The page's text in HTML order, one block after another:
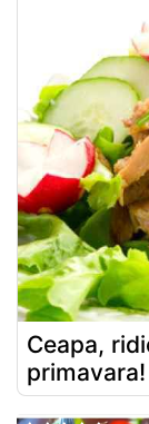
Ceapa,
primavara!